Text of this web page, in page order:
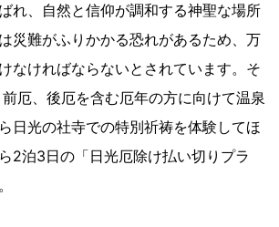
れ、自然と信仰が調和する神聖な場所
災難がふりかかる恐れがあるため、万
なければならないとされています。そ
厄、後厄を含む厄年の方に向けて温泉
日光の社寺での特別祈祷を体験してほ
2泊3日の「日光厄除け払い切りプラ